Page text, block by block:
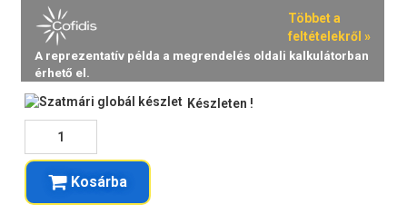
Készleten !
Kosárba